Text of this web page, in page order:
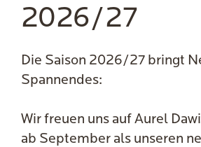
2026/27
Die Saison 2026/27 bringt
Spannendes:
Wir freuen uns auf Aurel
ab September als unseren